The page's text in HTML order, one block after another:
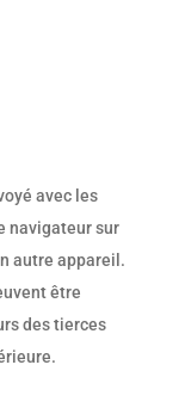
avec les
navigateur sur
autre appareil.
être
des tierces